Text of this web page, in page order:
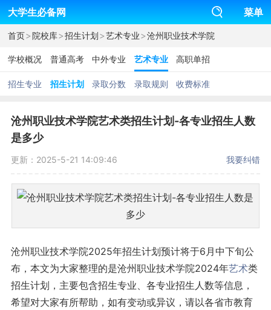
大学生必备网 菜单
首页>院校库>招生计划>艺术专业>沧州职业技术学院
学校概况 普通高考 中外专业 艺术专业 高职单招
招生专业 招生计划 录取分数 录取规则 收费标准
沧州职业技术学院艺术类招生计划-各专业招生人数
是多少
更新：2025-5-21 14:09:46 我要纠错
沧州职业技术学院2025年招生计划预计将于6月中下旬公
布，本文为大家整理的是沧州职业技术学院2024年艺术类
招生计划，主要包含招生专业、各专业招生人数等信息，
希望对大家有所帮助，如有变动或异议，请以各省市教育